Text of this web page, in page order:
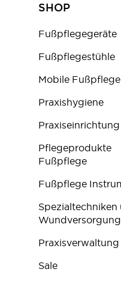
SHOP
Fußpflegegeräte
Fußpflegestühle
Mobile Fußpflege
Praxishygiene
Praxiseinrichtung
Pflegeprodukte
Fußpflege
Fußpflege
Spezialtechniken
Wundversorgung
Praxisverwaltung
Sale